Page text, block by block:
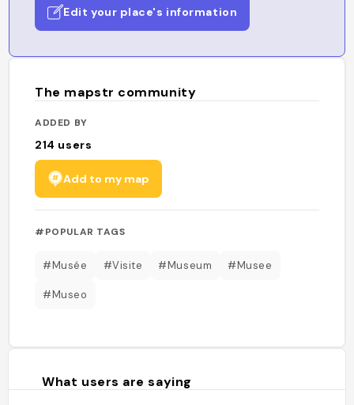
Edit your place's information
The mapstr community
ADDED BY
214 users
Add to my map
#POPULAR TAGS
#Musée #Visite #Museum #Musee
#Museo
What users are saying